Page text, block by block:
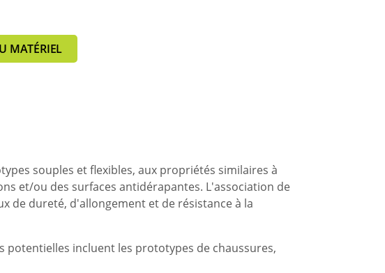
MATÉRIEL
souples et flexibles, aux propriétés similaires à
et/ou des surfaces antidérapantes. L'association de
de dureté, d'allongement et de résistance à la
potentielles incluent les prototypes de chaussures,